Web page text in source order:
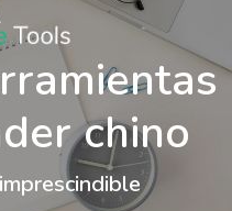
chino